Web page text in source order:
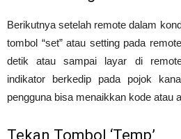
Berikutnya setelah remote dalam
tombol “set” atau setting pada
detik atau sampai layar di
indikator berkedip pada pojok
pengguna bisa menaikkan kode atau
Tekan Tombol ‘Temp’